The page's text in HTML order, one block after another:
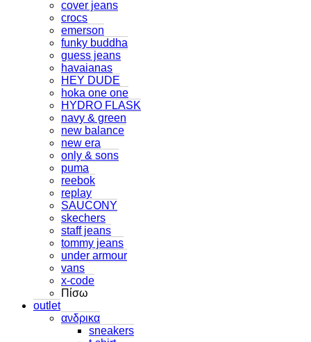
cover jeans
crocs
emerson
funky buddha
guess jeans
havaianas
HEY DUDE
hoka one one
HYDRO FLASK
navy & green
new balance
new era
only & sons
puma
reebok
replay
SAUCONY
skechers
staff jeans
tommy jeans
under armour
vans
x-code
Πίσω
outlet
ανδρικα
sneakers